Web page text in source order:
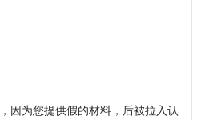
因为您提供假的材料，后被拉入认